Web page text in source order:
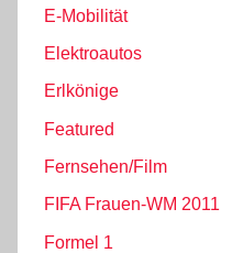
E-Mobilität
Elektroautos
Erlkönige
Featured
Fernsehen/Film
FIFA Frauen-WM 2011
Formel 1